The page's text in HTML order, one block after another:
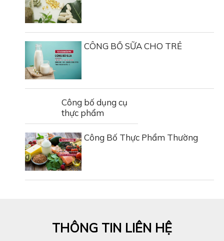
CÔNG BỐ SỮA CHO TRẺ
Công bố dụng cụ
thực phẩm
Công Bố Thực Phẩm Thường
THÔNG TIN LIÊN HỆ